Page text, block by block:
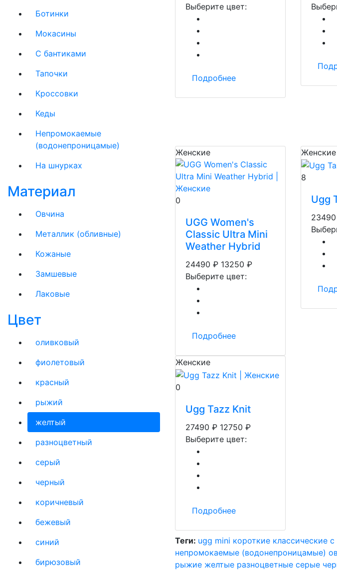
Ботинки
Мокасины
С бантиками
Тапочки
Кроссовки
Кеды
Непромокаемые
(водонепроницамые)
На шнурках
Материал
Овчина
Металлик (обливные)
Кожаные
Замшевые
Лаковые
Цвет
оливковый
фиолетовый
красный
рыжий
желтый
разноцветный
серый
черный
коричневый
бежевый
синий
бирюзовый
Выберите цвет:
Подробнее
Женские
0
UGG Women's
Classic Ultra Mini
Weather Hybrid
24490 ₽ 13250 ₽
Выберите цвет:
Подробнее
Женские
8
Ugg
23490
Женские
0
Ugg Tazz Knit
27490 ₽ 12750 ₽
Выберите цвет:
Подробнее
Теги: ugg mini короткие классические с
непромокаемые (водонепроницамые)
рыжие желтые разноцветные серые